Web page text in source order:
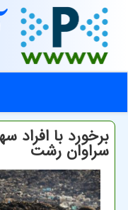
برخورد با افراد
سراوان رشت